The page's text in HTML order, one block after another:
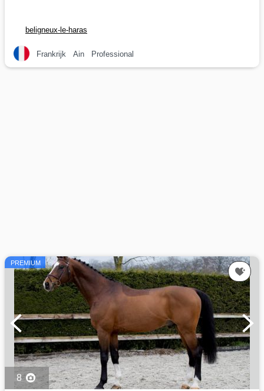
beligneux-le-haras
Frankrijk Ain Professional
PREMIUM
8